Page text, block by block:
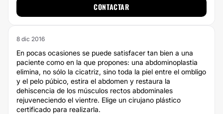
CONTACTAR
8 dic 2016
En pocas ocasiones se puede satisfacer tan bien a una
paciente como en la que propones: una abdominoplastia
elimina, no sólo la cicatriz, sino toda la piel entre el ombligo
y el pelo púbico, estira el abdomen y restaura la
dehiscencia de los músculos rectos abdominales
rejuveneciendo el vientre. Elige un cirujano plástico
certificado para realizarla.